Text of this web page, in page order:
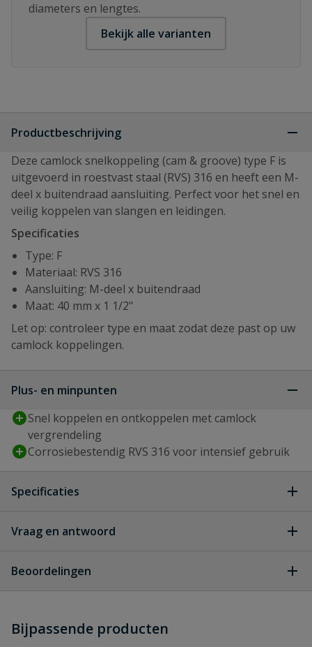
diameters en lengtes.
Bekijk alle varianten
Productbeschrijving
Deze camlock snelkoppeling (cam & groove) type F is
uitgevoerd in roestvast staal (RVS) 316 en heeft een M-
deel x buitendraad aansluiting. Perfect voor het snel en
veilig koppelen van slangen en leidingen.
Specificaties
Type: F
Materiaal: RVS 316
Aansluiting: M-deel x buitendraad
Maat: 40 mm x 1 1/2"
Let op: controleer type en maat zodat deze past op uw
camlock koppelingen.
Plus- en minpunten
Snel koppelen en ontkoppelen met camlock
vergrendeling
Corrosiebestendig RVS 316 voor intensief gebruik
Specificaties
Type aansluiting buitendraad, camlock m-deel
Materiaal RVS 316
Vraag en antwoord
dit product?
Beoordelingen
Schrijf zelf een beoordeling
Bijpassende producten